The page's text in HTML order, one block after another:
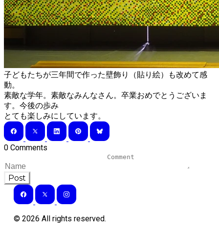
子どもたちが三年間で作った壁飾り（貼り絵）も改めて感
動。
素敵な学年。素敵なみんなさん。卒業おめでとうございま
す。今後の歩み
とても楽しみにしています。
0 Comments
Post
© 2026 All rights reserved.